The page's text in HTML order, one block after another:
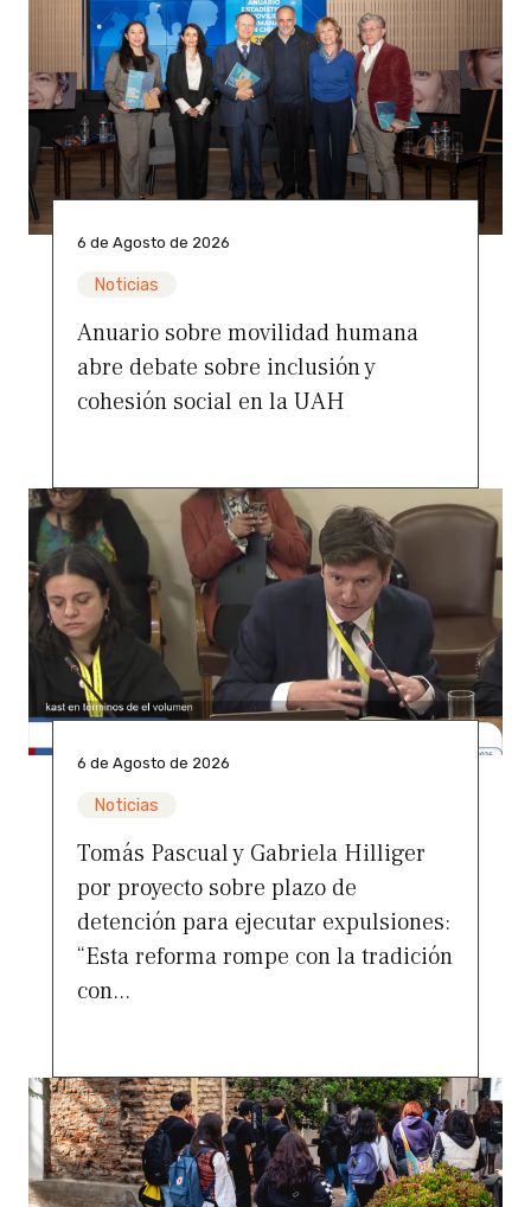
6 de Agosto de 2026
Noticias
Anuario sobre movilidad humana
abre debate sobre inclusión y
cohesión social en la UAH
6 de Agosto de 2026
Noticias
Tomás Pascual y Gabriela Hilliger
por proyecto sobre plazo de
detención para ejecutar expulsiones:
“Esta reforma rompe con la tradición
con...